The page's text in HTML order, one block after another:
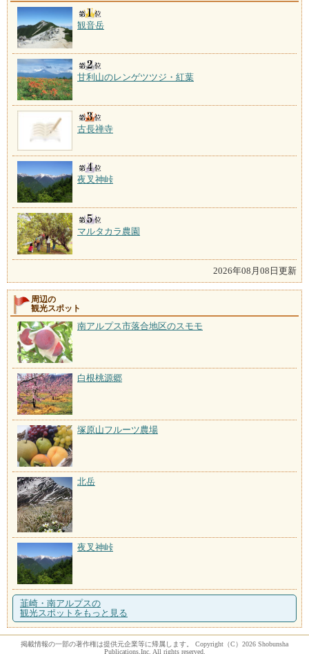
観音岳
甘利山のレンゲツツジ・紅葉
古長禅寺
夜叉神峠
マルタカラ農園
2026年08月08日更新
周辺の
観光スポット
南アルプス市落合地区のスモモ
白根桃源郷
塚原山フルーツ農場
北岳
夜叉神峠
韮崎・南アルプスの
観光スポットをもっと見る
掲載情報の一部の著作権は提供元企業等に帰属します。 Copyright（C）2026 Shobunsha
Publications,Inc. All rights reserved.